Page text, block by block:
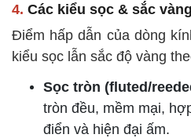
4. Các kiểu sọc & sắc
Điểm hấp dẫn của dòng
kiểu sọc lẫn sắc độ vàng
Sọc tròn (fluted/
tròn đều, mềm mại,
điển và hiện đại ấm.